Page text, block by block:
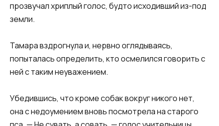
прозвучал хриплый голос, будто исходивший из-под
земли.
Тамара вздрогнула и, нервно оглядываясь,
попыталась определить, кто осмелился говорить с
ней с таким неуважением.
Убедившись, что кроме собак вокруг никого нет,
она с недоумением вновь посмотрела на старого